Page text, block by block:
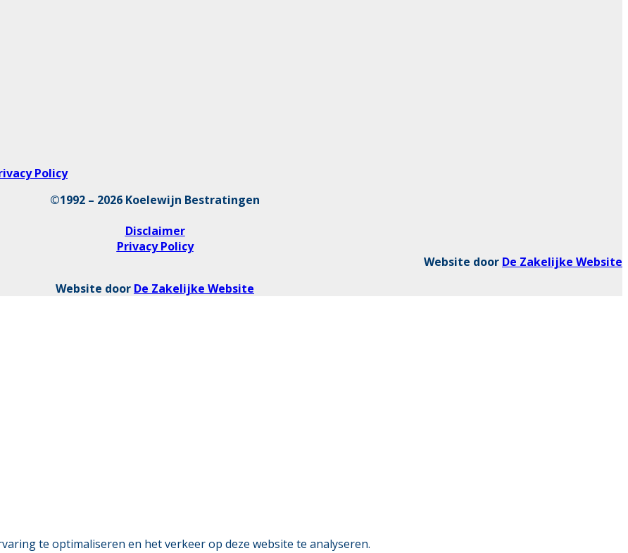
Policy
©1992 – 2026 Koelewijn Bestratingen
Disclaimer
Privacy Policy
Website door De Zakelijke Website
Website door De Zakelijke Website
te optimaliseren en het verkeer op deze website te analyseren.